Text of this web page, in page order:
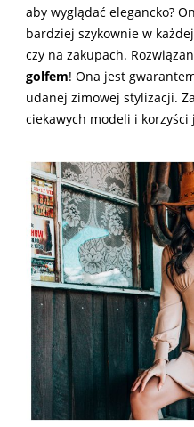
aby wyglądać elegancko?
bardziej szykownie w
czy na zakupach.
golfem! Ona jest
udanej zimowej stylizacji.
ciekawych modeli i korzyści